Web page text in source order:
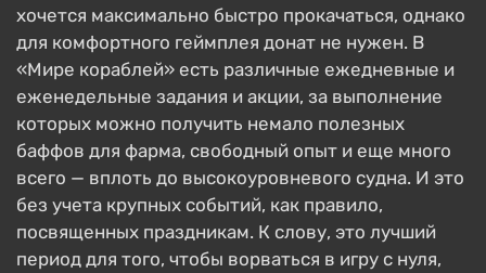
хочется максимально быстро прокачаться, однако
для комфортного геймплея донат не нужен. В
«Мире кораблей» есть различные ежедневные и
еженедельные задания и акции, за выполнение
которых можно получить немало полезных
баффов для фарма, свободный опыт и еще много
всего — вплоть до высокоуровневого судна. И это
без учета крупных событий, как правило,
посвященных праздникам. К слову, это лучший
период для того, чтобы ворваться в игру с нуля,